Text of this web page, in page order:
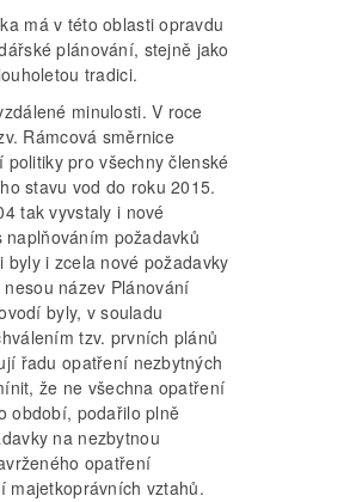
má v této oblasti opravdu
plánování, stejně jako
tradici.
minulosti. V roce
Rámcová směrnice
pro všechny členské
stavu vod do roku 2015.
tak vyvstaly i nové
požadavků
byly i zcela nové požadavky
název Plánování
byly, v souladu
tzv. prvních plánů
řadu opatření nezbytných
že ne všechna opatření
období, podařilo plně
na nezbytnou
opatření
majetkoprávních vztahů.